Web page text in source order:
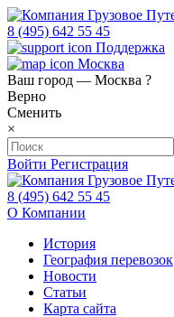
8 (495) 642 55 45
Поддержка
Москва
Ваш город — Москва ?
Верно
Сменить
×
Войти Регистрация
8 (495) 642 55 45
О Компании
История
География перевозок
Новости
Статьи
Карта сайта